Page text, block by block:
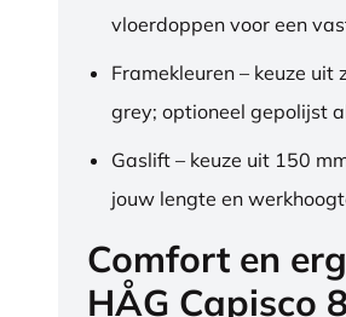
vloerdoppen voor een
Framekleuren – keuze
grey; optioneel gepolijst
Gaslift – keuze uit 150
jouw lengte en
Comfort en
HÅG Capisco